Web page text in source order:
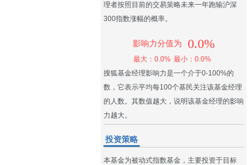
理者按照目前的交易策略未来一年跑输沪深
300指数涨幅的概率。
影响力分值为 0.0%
最大：0.0% 最小：0.0%
搜狐基金经理影响力是一个介于0-100%的
数，它表示平均每100个基民关注该基金经理
的人数。其数值越大，说明该基金经理的影响
力越大。
投资策略
本基金为被动式指数基金，主要投资于目标